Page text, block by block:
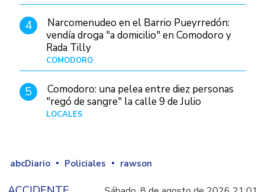
4
Narcomenudeo en el Barrio Pueyrredón:
vendía droga "a domicilio" en Comodoro y
Rada Tilly
COMODORO
5
Comodoro: una pelea entre diez personas
"regó de sangre" la calle 9 de Julio
LOCALES
abcDiario Policiales rawson